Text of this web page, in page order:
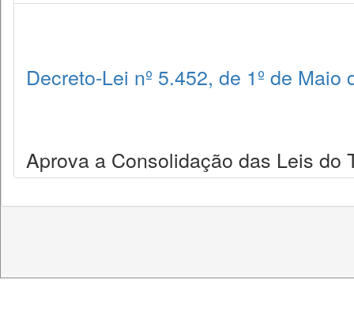
Decreto-Lei nº 5.452, de 1º de Maio
Aprova a Consolidação das Leis do